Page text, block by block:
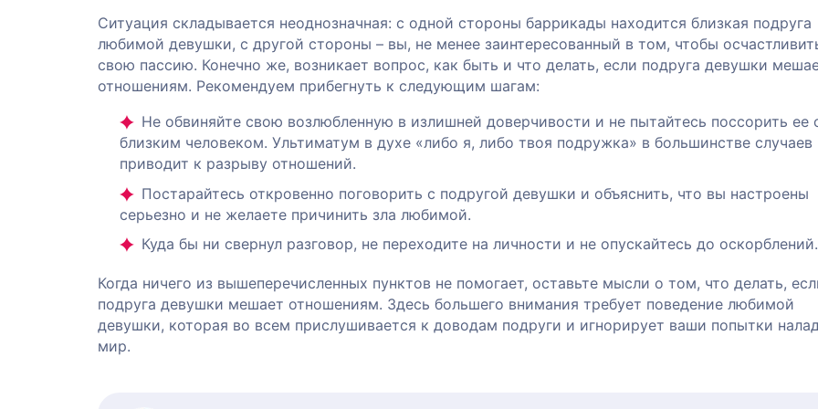
Ситуация складывается неоднозначная: с одной стороны баррикады находится близкая подруга
любимой девушки, с другой стороны – вы, не менее заинтересованный в том, чтобы
свою пассию. Конечно же, возникает вопрос, как быть и что делать, если подруга девушки
отношениям. Рекомендуем прибегнуть к следующим шагам:
Не обвиняйте свою возлюбленную в излишней доверчивости и не пытайтесь поссорить ее
близким человеком. Ультиматум в духе «либо я, либо твоя подружка» в большинстве случаев
приводит к разрыву отношений.
Постарайтесь откровенно поговорить с подругой девушки и объяснить, что вы настроены
серьезно и не желаете причинить зла любимой.
Куда бы ни свернул разговор, не переходите на личности и не опускайтесь до оскорблений.
Когда ничего из вышеперечисленных пунктов не помогает, оставьте мысли о том, что делать,
подруга девушки мешает отношениям. Здесь большего внимания требует поведение любимой
девушки, которая во всем прислушивается к доводам подруги и игнорирует ваши попытки
мир.